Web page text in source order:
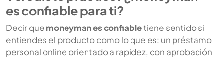
es confiable para ti?
Decir que moneyman es confiabletiene sentido si
entiendes el producto como lo que es: un préstamo
personal online orientado a rapidez, con aprobación